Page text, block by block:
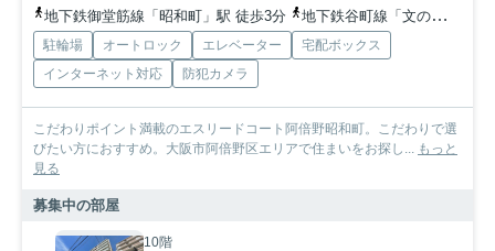
地下鉄御堂筋線「昭和町」駅 徒歩3分
地下鉄谷町線「文の里」駅 徒歩7分
駐輪場 オートロック エレベーター
宅配ボックス
インターネット対応
防犯カメラ
こだわりポイント満載のエスリードコート阿倍野昭和町。こだわりで選
びたい方におすすめ。大阪市阿倍野区エリアで住まいをお探し... もっと
見る
募集中の部屋
10階